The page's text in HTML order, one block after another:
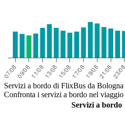
Servizi a bordo di FlixBus da
Confronta i servizi a bordo nel
Servizi a bordo